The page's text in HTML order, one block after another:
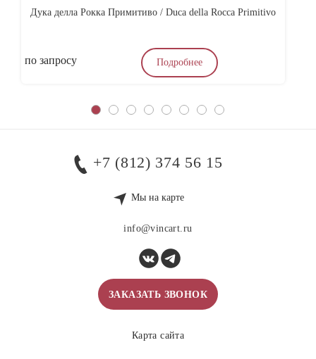
Дука делла Рокка Примитиво / Duca della Rocca Primitivo
по запросу Подробнее
+7 (812) 374 56 15
Мы на карте
info@vincart.ru
ЗАКАЗАТЬ ЗВОНОК
Карта сайта